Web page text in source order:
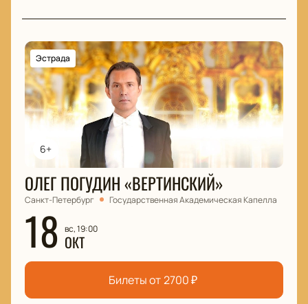
6+
Эстрада
ОЛЕГ ПОГУДИН «ВЕРТИНСКИЙ»
Санкт-Петербург Государственная Академическая Капелла
18 вс, 19:00
ОКТ
Билеты от 2700₽